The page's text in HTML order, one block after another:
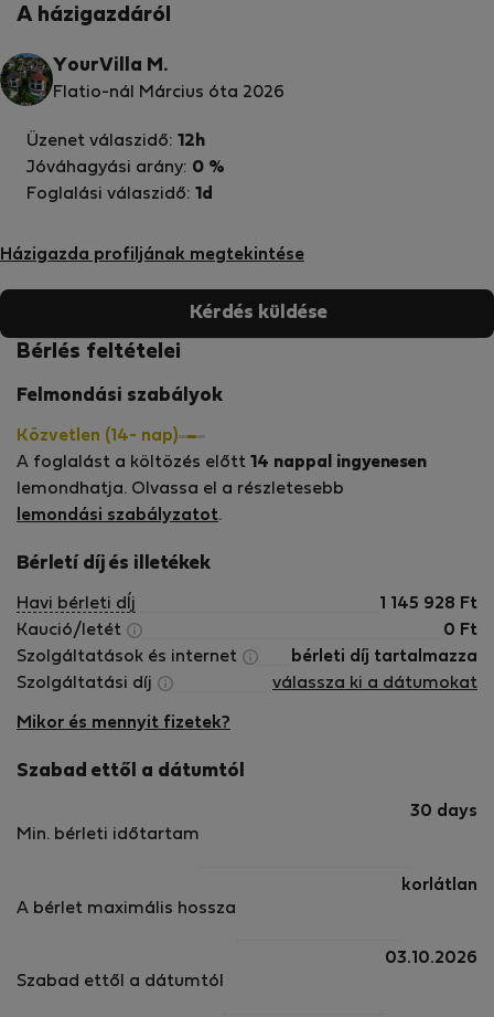
A házigazdáról
YourVilla M.
Flatio-nál Március óta 2026
Házigazda profiljának megtekintése
Üzenet válaszidő: 12h
Jóváhagyási arány: 0 %
Foglalási válaszidő: 1d
Kérdés küldése
Bérlés feltételei
Felmondási szabályok
Közvetlen (14- nap)
A foglalást a költözés előtt 14 nappal ingyenesen
lemondhatja. Olvassa el a részletesebb
lemondási szabályzatot.
Bérletí díj és illetékek
Havi bérleti dÍj 1 145 928 Ft
Kaució/letét
0 Ft
Szolgáltatások és internet
bérleti díj tartalmazza
Szolgáltatási díj
válassza ki a dátumokat
Mikor és mennyit fizetek?
Szabad ettől a dátumtól
Min. bérleti időtartam
30 days
A bérlet maximális hossza
korlátlan
Szabad ettől a dátumtól
03.10.2026